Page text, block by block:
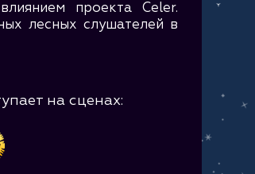
проекта Celer.
лесных слушателей в
на сценах: